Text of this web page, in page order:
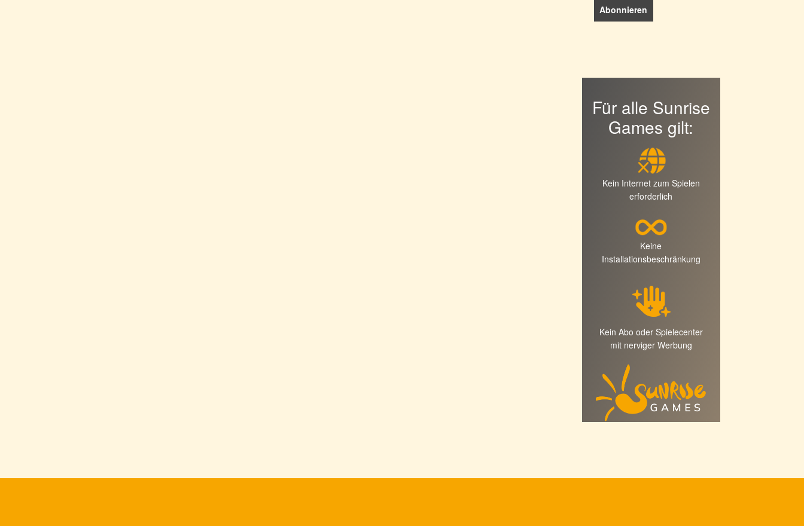
Für alle Sunrise
Games gilt:
Kein Internet zum Spielen
erforderlich
Keine
Installationsbeschränkung
Kein Abo oder Spielecenter
mit nerviger Werbung